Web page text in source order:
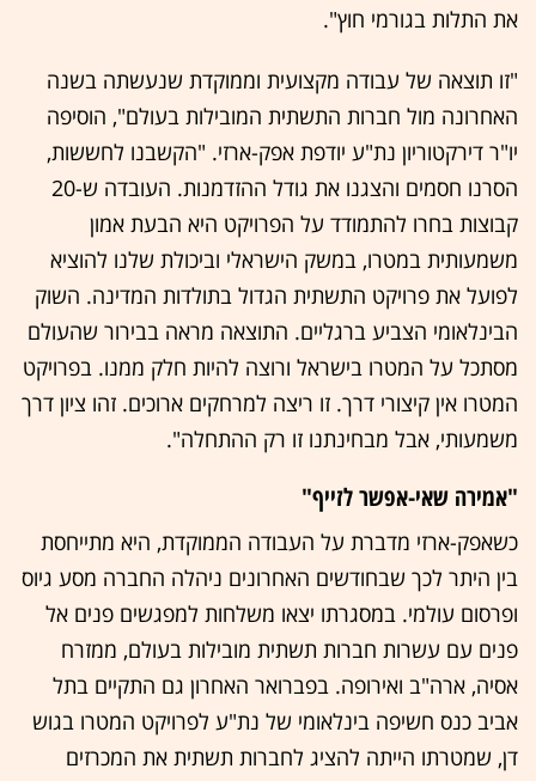
את התלות בגורמי חוץ".
"זו תוצאה של עבודה מקצועית וממוקדת שנעשתה בשנה
האחרונה מול חברות התשתית המובילות בעולם", הוסיפה
יו"ר דירקטוריון נת"ע יודפת אפק-ארזי. "הקשבנו לחששות,
הסרנו חסמים והצגנו את גודל ההזדמנות. העובדה ש-20
קבוצות בחרו להתמודד על הפרויקט היא הבעת אמון
משמעותית במטרו, במשק הישראלי וביכולת שלנו להוציא
לפועל את פרויקט התשתית הגדול בתולדות המדינה. השוק
הבינלאומי הצביע ברגליים. התוצאה מראה בבירור שהעולם
מסתכל על המטרו בישראל ורוצה להיות חלק ממנו. בפרויקט
המטרו אין קיצורי דרך. זו ריצה למרחקים ארוכים. זהו ציון דרך
משמעותי, אבל מבחינתנו זו רק ההתחלה".
"אמירה שאי-אפשר לזייף"
כשאפק-ארזי מדברת על העבודה הממוקדת, היא מתייחסת
בין היתר לכך שבחודשים האחרונים ניהלה החברה מסע גיוס
ופרסום עולמי. במסגרתו יצאו משלחות למפגשים פנים אל
פנים עם עשרות חברות תשתית מובילות בעולם, ממזרח
אסיה, ארה"ב ואירופה. בפברואר האחרון גם התקיים בתל
אביב כנס חשיפה בינלאומי של נת"ע לפרויקט המטרו בגוש
דן, שמטרתו הייתה להציג לחברות תשתית את המכרזים